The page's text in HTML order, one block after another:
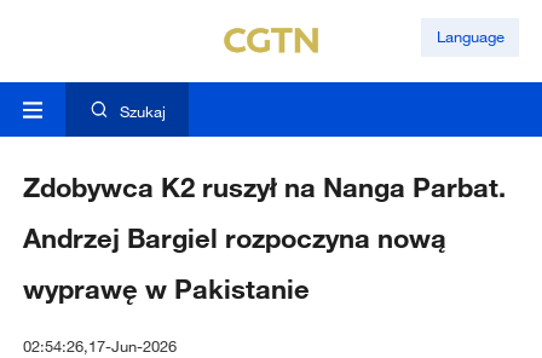
Language
Szukaj
Zdobywca K2 ruszył na Nanga Parbat.
Andrzej Bargiel rozpoczyna nową
wyprawę w Pakistanie
02:54:26,17-Jun-2026